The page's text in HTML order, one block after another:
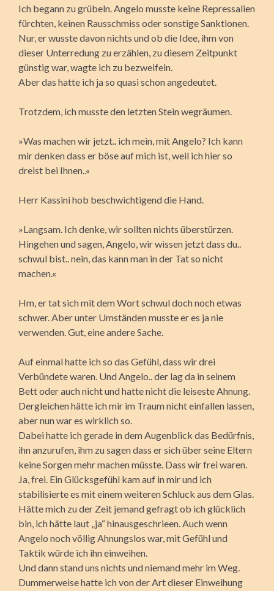
Ich begann zu grübeln. Angelo musste keine Repressalien
fürchten, keinen Rausschmiss oder sonstige Sanktionen.
Nur, er wusste davon nichts und ob die Idee, ihm von
dieser Unterredung zu erzählen, zu diesem Zeitpunkt
günstig war, wagte ich zu bezweifeln.
Aber das hatte ich ja so quasi schon angedeutet.
Trotzdem, ich musste den letzten Stein wegräumen.
»Was machen wir jetzt.. ich mein, mit Angelo? Ich kann
mir denken dass er böse auf mich ist, weil ich hier so
dreist bei Ihnen..«
Herr Kassini hob beschwichtigend die Hand.
»Langsam. Ich denke, wir sollten nichts überstürzen.
Hingehen und sagen, Angelo, wir wissen jetzt dass du..
schwul bist.. nein, das kann man in der Tat so nicht
machen.«
Hm, er tat sich mit dem Wort schwul doch noch etwas
schwer. Aber unter Umständen musste er es ja nie
verwenden. Gut, eine andere Sache.
Auf einmal hatte ich so das Gefühl, dass wir drei
Verbündete waren. Und Angelo.. der lag da in seinem
Bett oder auch nicht und hatte nicht die leiseste Ahnung.
Dergleichen hätte ich mir im Traum nicht einfallen lassen,
aber nun war es wirklich so.
Dabei hatte ich gerade in dem Augenblick das Bedürfnis,
ihn anzurufen, ihm zu sagen dass er sich über seine Eltern
keine Sorgen mehr machen müsste. Dass wir frei waren.
Ja, frei. Ein Glücksgefühl kam auf in mir und ich
stabilisierte es mit einem weiteren Schluck aus dem Glas.
Hätte mich zu der Zeit jemand gefragt ob ich glücklich
bin, ich hätte laut „ja“ hinausgeschrieen. Auch wenn
Angelo noch völlig Ahnungslos war, mit Gefühl und
Taktik würde ich ihn einweihen.
Und dann stand uns nichts und niemand mehr im Weg.
Dummerweise hatte ich von der Art dieser Einweihung